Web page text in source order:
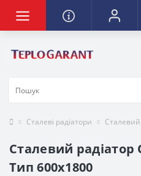
Сталеві радіатори
Сталевий
Тип 600х1800